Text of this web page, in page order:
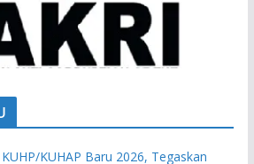
KUHAP Baru 2026, Tegaskan